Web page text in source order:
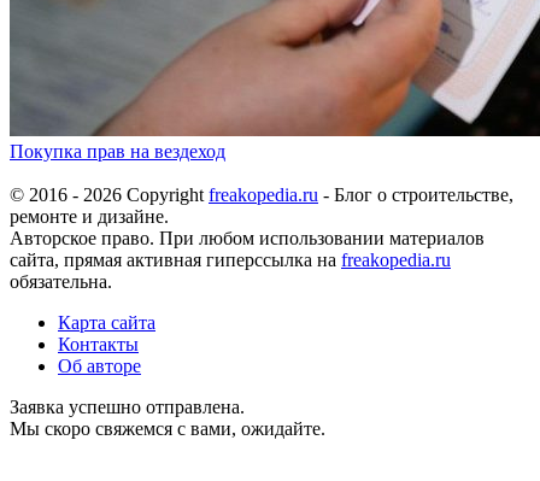
Покупка прав на вездеход
© 2016 - 2026 Copyrightfreakopedia.ru - Блог о строительстве,
ремонте и дизайне.
Авторское право. При любом использовании материалов
сайта, прямая активная гиперссылка на freakopedia.ru
обязательна.
Карта сайта
Контакты
Об авторе
Заявка успешно отправлена.
Мы скоро свяжемся с вами, ожидайте.